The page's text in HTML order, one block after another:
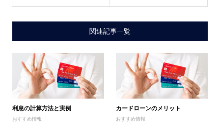
関連記事一覧
利息の計算方法と実例
おすすめ情報
カードローンのメリット
おすすめ情報